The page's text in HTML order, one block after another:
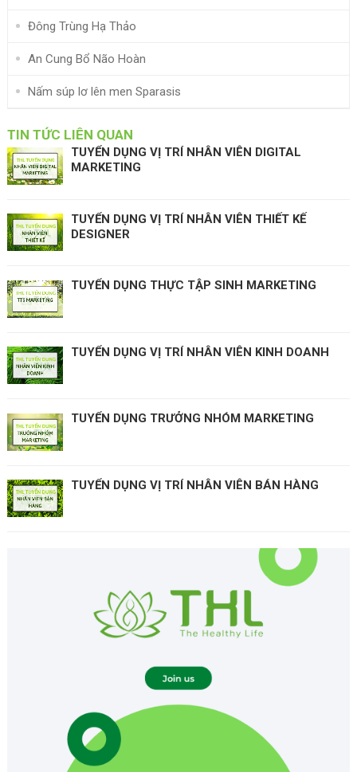
Đông Trùng Hạ Thảo
An Cung Bổ Não Hoàn
Nấm súp lơ lên men Sparasis
TIN TỨC LIÊN QUAN
TUYỂN DỤNG VỊ TRÍ NHÂN VIÊN DIGITAL
MARKETING
TUYỂN DỤNG VỊ TRÍ NHÂN VIÊN THIẾT KẾ
DESIGNER
TUYỂN DỤNG THỰC TẬP SINH MARKETING
TUYỂN DỤNG VỊ TRÍ NHÂN VIÊN KINH DOANH
TUYỂN DỤNG TRƯỞNG NHÓM MARKETING
TUYỂN DỤNG VỊ TRÍ NHÂN VIÊN BÁN HÀNG